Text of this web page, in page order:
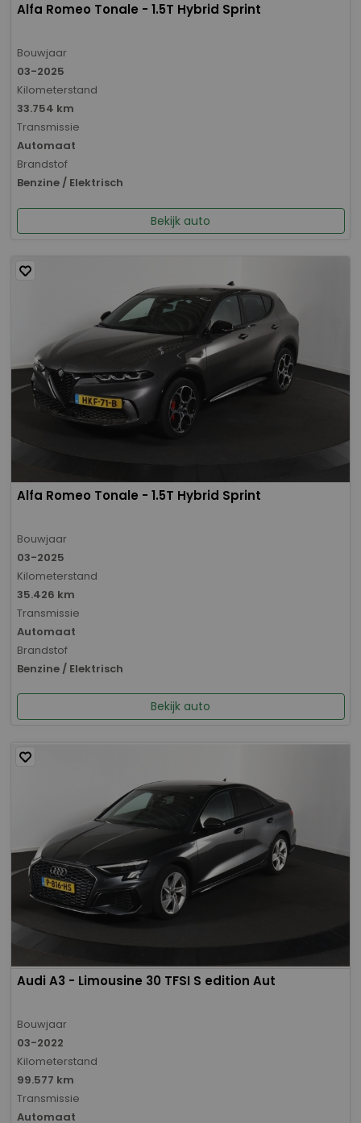
Alfa Romeo Tonale - 1.5T Hybrid Sprint
Bouwjaar
03-2025
Kilometerstand
33.754 km
Transmissie
Automaat
Brandstof
Benzine / Elektrisch
Bekijk auto
Alfa Romeo Tonale - 1.5T Hybrid Sprint
Bouwjaar
03-2025
Kilometerstand
35.426 km
Transmissie
Automaat
Brandstof
Benzine / Elektrisch
Bekijk auto
Audi A3 - Limousine 30 TFSI S edition Aut
Bouwjaar
03-2022
Kilometerstand
99.577 km
Transmissie
Automaat